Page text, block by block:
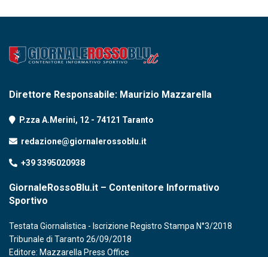
Direttore Responsabile: Maurizio Mazzarella
P.zza A.Merini, 12 - 74121 Taranto
redazione@giornalerossoblu.it
+39 3395020938
GiornaleRossoBlu.it – Contenitore Informativo
Sportivo
Testata Giornalistica - Iscrizione Registro Stampa N°3/2018
Tribunale di Taranto 26/09/2018
Editore: Mazzarella Press Office